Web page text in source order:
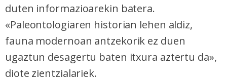
duten informazioarekin batera.
«Paleontologiaren historian lehen aldiz,
fauna modernoan antzekorik ez duen
ugaztun desagertu baten itxura aztertu da»,
diote zientzialariek.